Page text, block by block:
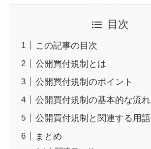
目次
この記事の目次
公開買付規制とは
公開買付規制のポイント
公開買付規制の基本的な流れ
公開買付規制と関連する用語
まとめ